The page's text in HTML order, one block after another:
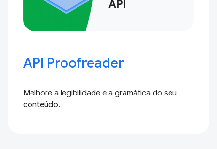
API Proofreader
Melhore a legibilidade e a gramática do seu
conteúdo.